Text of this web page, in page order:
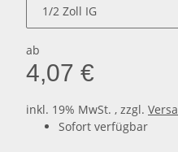
ab
4,07 €
inkl. 19% MwSt. , zzgl.
Sofort verfügbar